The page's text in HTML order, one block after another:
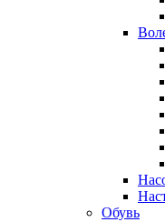
Обувь